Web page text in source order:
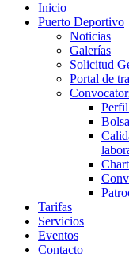
Inicio
Puerto Deportivo
Noticias
Galerías
Solicitud
Portal de
Tarifas
Servicios
Eventos
Contacto